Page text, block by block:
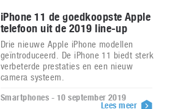
iPhone 11 de goedkoopste Apple
telefoon uit de 2019 line-up
Drie nieuwe Apple iPhone modellen
geïntroduceerd. De iPhone 11 biedt sterk
verbeterde prestaties en een nieuw
camera systeem.
Smartphones - 10 september 2019
Lees meer